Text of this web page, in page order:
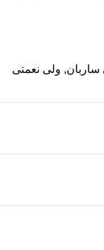
ساربان, ولی نعمتی